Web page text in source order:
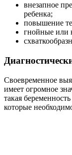
внезапное
ребенка;
повышение
гнойные или
Своевременное
имеет огромное
такая
которые